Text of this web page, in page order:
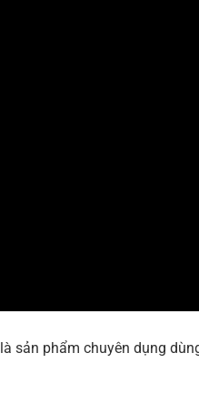
là sản phẩm chuyên dụng